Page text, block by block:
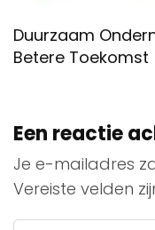
Duurzaam
Betere Toekomst
Een reactie
Je e-mailadres
Vereiste velden